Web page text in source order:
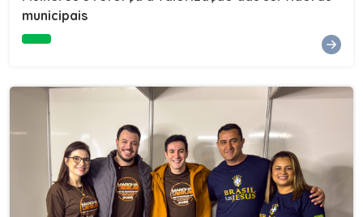
Cultura, Esporte e Lazer, Paulo Thomas, prestigiou os
compromisso da nossa gestão com a inclusão,
oferecendo a jovens e adultos a oportunidade de
concluir seus estudos e construir um futuro melhor.
Cada certificado entregue simboliza esforço,
determinação e a certeza de que investir em educação
é investir no desenvolvimento de Sete Barras."A
Prefeitura de Sete Barras também agradeceu ao SESI,
parceiro fundamental na retomada e ampliação da
Educação de Jovens e Adultos, aos professores, à
municipais